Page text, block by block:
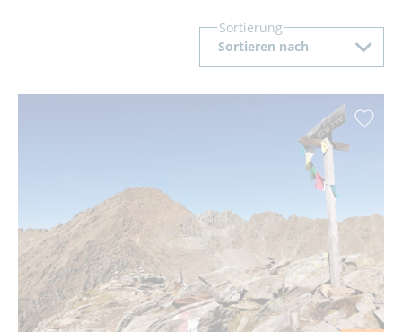
Sortierung
Sortieren nach